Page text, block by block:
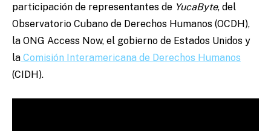
participación de representantes de YucaByte, del
Observatorio Cubano de Derechos Humanos (OCDH),
la ONG Access Now, el gobierno de Estados Unidos y
la Comisión Interamericana de Derechos Humanos
(CIDH).